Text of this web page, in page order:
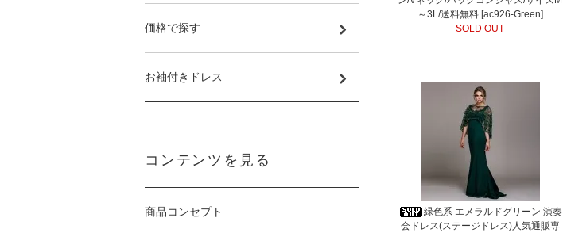
～3L/送料無料 [ac926-Green]
SOLD OUT
緑色系 エメラルドグリーン 演奏
会ドレス(ステージドレス)人気通販専
価格で探す
お袖付きドレス
コンテンツを見る
商品コンセプト